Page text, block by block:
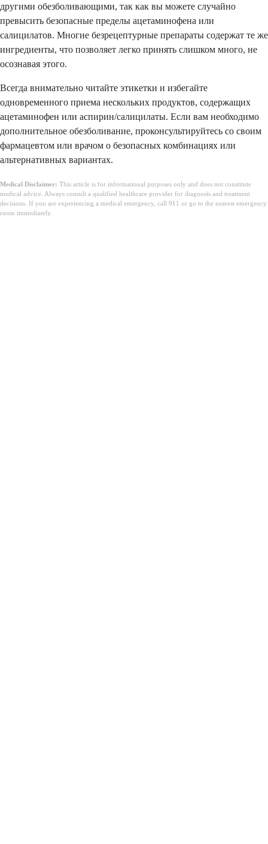
другими обезболивающими, так как вы можете случайно
превысить безопасные пределы ацетаминофена или
салицилатов. Многие безрецептурные препараты содержат те же
ингредиенты, что позволяет легко принять слишком много, не
осознавая этого.
Всегда внимательно читайте этикетки и избегайте
одновременного приема нескольких продуктов, содержащих
ацетаминофен или аспирин/салицилаты. Если вам необходимо
дополнительное обезболивание, проконсультируйтесь со своим
фармацевтом или врачом о безопасных комбинациях или
альтернативных вариантах.
Medical Disclaimer: This article is for informational purposes only and does not constitute
medical advice. Always consult a qualified healthcare provider for diagnosis and treatment
decisions. If you are experiencing a medical emergency, call 911 or go to the nearest emergency
room immediately.